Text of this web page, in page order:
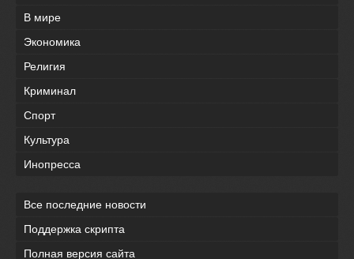
В мире
Экономика
Религия
Криминал
Спорт
Культура
Инопресса
Все последние новости
Поддержка скрипта
Полная версия сайта